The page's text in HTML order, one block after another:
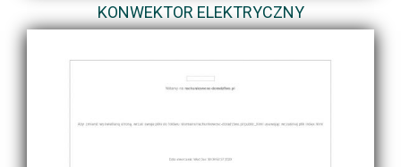
KONWEKTOR ELEKTRYCZNY